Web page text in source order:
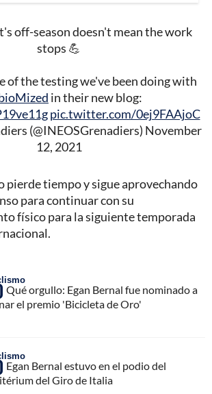
off-season doesn't mean the work
stops 💪
of the testing we've been doing with
in their new blog:
pic.twitter.com/0ej9FAAjoC
(@INEOSGrenadiers) November
12, 2021
pierde tiempo y sigue aprovechando
para continuar con su
físico para la siguiente temporada
Qué orgullo: Egan Bernal fue nominado a
el premio 'Bicicleta de Oro'
Egan Bernal estuvo en el podio del
del Giro de Italia